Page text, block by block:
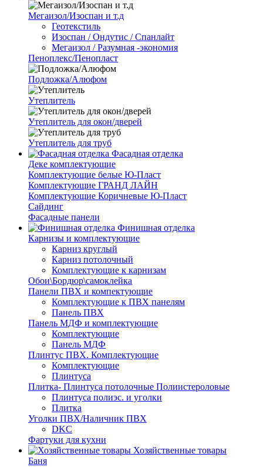
Мегаизол/Изоспан и т.д
Геотекстиль
Изоспан / Ондутис / Спанлайт
Мегаизол / Разумная -экономия
Пеноплекс/Пенопласт
Подложка/Алюфом
Утеплитель
Утеплитель для окон/дверей
Утеплитель для труб
Фасадная отделка
Деке комплектующие
Комплектующие белые Ю-Пласт
Комплектующие ГРАНД ЛАЙН
Комплектующие Коричневые Ю-Пласт
Сайдинг
Фасадные панели
Финишная отделка
Карнизы и комплектующие
Карниз круглый
Карниз потолочный
Комплектующие к карнизам
Обои\Бордюр\самоклейка
Панели ПВХ и компектующие
Комплектующие к ПВХ панелям
Панель ПВХ
Панель МДФ и комплектующие
Комплектующие
Панель МДФ
Плинтус ПВХ. Комплектующие
Комплектующие
Плинтуса
Плитка- Плинтуса потолочные Полиистероловые
Плинтуса полиэс. и уголки
Плитка
Уголки ПВХ/Наличник ПВХ
DKC
Фартуки для кухни
Хозяйственные товары
Баня